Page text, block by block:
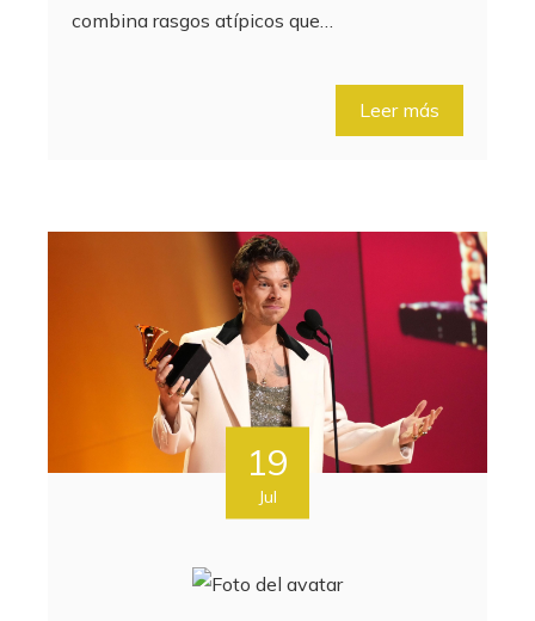
combina rasgos atípicos que…
Leer más
19
Jul